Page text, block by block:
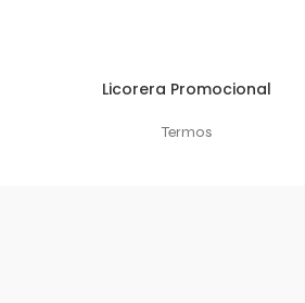
AÑADIR AL CARRITOLicorera Promocional
Termos